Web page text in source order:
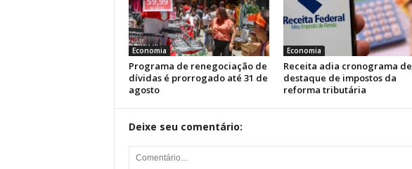
Economia
Programa de renegociação de
dívidas é prorrogado até 31 de
agosto
Economia
Receita adia cronograma de
destaque de impostos da
reforma tributária
Deixe seu comentário: